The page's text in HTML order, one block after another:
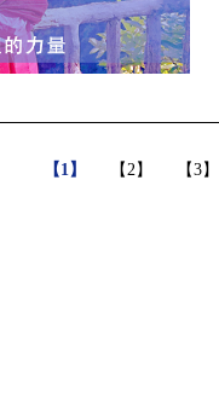
【1】 【2】 【3】